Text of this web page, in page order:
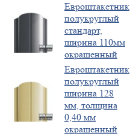
Евроштакетник
полукруглый
стандарт,
ширина 110мм
окрашенный
Евроштакетник
полукруглый
ширина 128
мм, толщина
0,40 мм
окрашенный